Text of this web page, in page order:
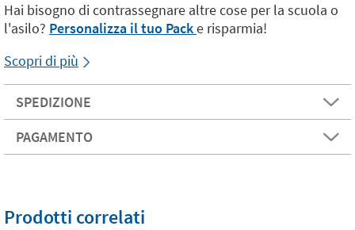
Hai bisogno di contrassegnare altre cose per la scuola o
l'asilo? Personalizza il tuo Packe risparmia!
Scopri di più
SPEDIZIONE
PAGAMENTO
Prodotti correlati